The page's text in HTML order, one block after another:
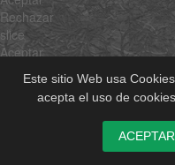
Este sitio Web usa
acepta el uso de
ACEPTAR
Rechazar
slice
Aceptar
indexOf
Aceptar